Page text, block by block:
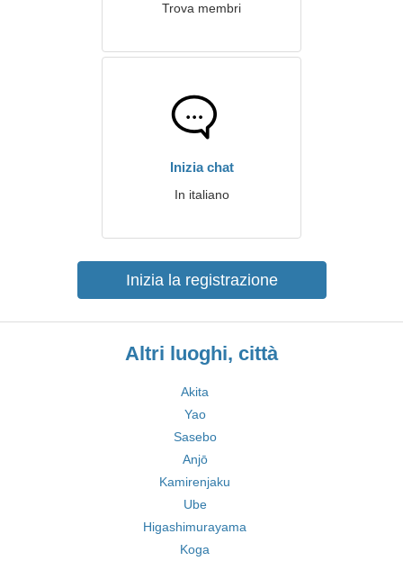
Trova membri
Inizia chat
In italiano
Inizia la registrazione
Altri luoghi, città
Akita
Yao
Sasebo
Anjō
Kamirenjaku
Ube
Higashimurayama
Koga